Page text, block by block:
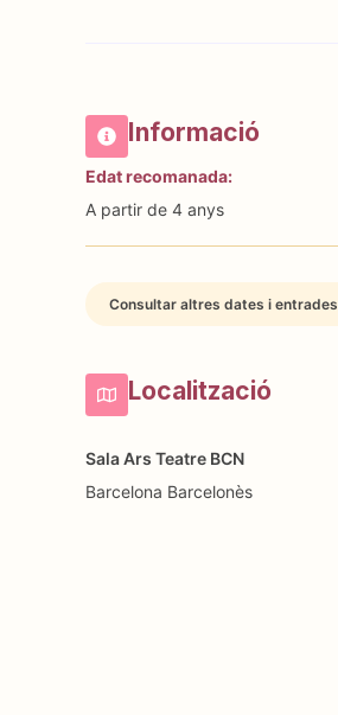
Informació
Edat recomanada:
A partir de 4 anys
Consultar altres dates i entrades
Localització
Sala Ars Teatre BCN
Barcelona Barcelonès